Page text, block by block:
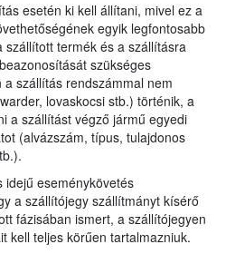
esetén ki kell állítani, mivel ez a
egyik legfontosabb
szállított termék és a szállításra
szükséges
szállítás rendszámmal nem
lovaskocsi stb.) történik, a
a szállítást végző jármű egyedi
(alvázszám, típus, tulajdonos
idejű eseménykövetés
a szállítójegy szállítmányt kísérő
fázisában ismert, a szállítójegyen
kell teljes körűen tartalmazniuk.